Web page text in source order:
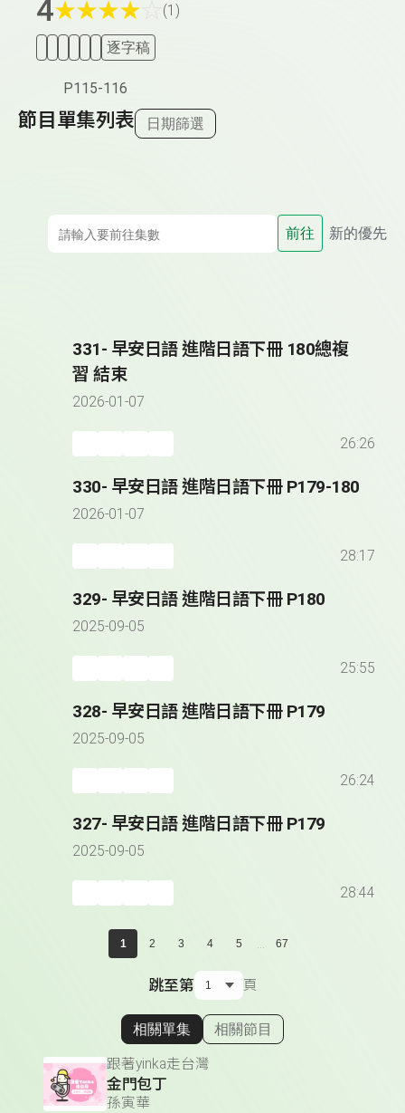
4★★★★ (1)
逐字稿
P115-116
節目單集列表 日期篩選
前往 新的優先
331- 早安日語 進階日語下冊 180總複
習 結束
2026-01-07
26:26
330- 早安日語 進階日語下冊 P179-180
2026-01-07
28:17
329- 早安日語 進階日語下冊 P180
2025-09-05
25:55
328- 早安日語 進階日語下冊 P179
2025-09-05
26:24
327- 早安日語 進階日語下冊 P179
2025-09-05
28:44
1 2 3 4 5 ... 67
跳至第 頁
顯示相關單集
相關單集 相關節目
跟著yinka走台灣
金門包丁
孫寅華